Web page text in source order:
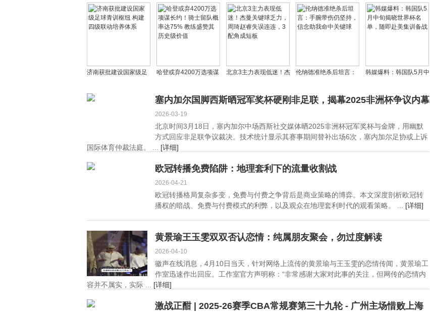
概率大增，利物浦锋线
重组瞄准迪奥曼德
黎巴嫩试试？话音刚
落，30枚火箭弹呼啸而
至
揭秘 拜仁本赛季冲击“破
纪录三冠王”
引援生变？青训新星彭
德斯或成关键变量
阿森纳1-2翻车 马竞爆
冷 巴萨9分优势领跑
济南获批建设国家级足
动培养体系
哈登或弃4200万选项谋
75% 教练盛赞其历史级
价值
北京3主力表现低迷！杰
睿失误连连，3配角成短
伦纳德准绝杀后坦言：
助我命中关键球
韩媒爆料：韩国队5月中
即赴美集训备战
塞内加尔国脚西斯晒冠军奖杯硬刚非足联，揭幕2025非洲杯争议内幕
2026-03-19
北京时间3月18日，塞内加尔中场西斯社交媒体晒2025非洲杯冠军奖杯与金牌，用幽默
方式回应非足联争议裁决。技术统计显示其赛事期间替补出场6次，塞内加尔足协或上诉
国际体育仲裁法庭。 ... [详细]
欧冠转播免费陷阱：地理套利下的流量收割战
2026-04-21
欧冠转播格局复杂多变，免费与付费之争背后是商业策略的博弈。本文深度剖析欧冠转
播权的暗战、免费与付费模式的利弊，以及观众在地理套利时代的观看策略。 ... [详细]
黄景瑜王玉雯双双否认恋情：纯属朋友聚会，勿过度解读
2026-04-10
徽声在线消息，4月10日当天，针对网络上流传的黄景瑜与王玉雯的恋情传闻，黄景瑜工
作室迅速作出回应。工作室官方声明称：“非常感谢大家对此事的关注，但网传的恋情内
容并不属实，实际 ... [详细]
激战正酣 | 2025-26赛季CBA常规赛第三十九轮 - 广州主场惜败上海